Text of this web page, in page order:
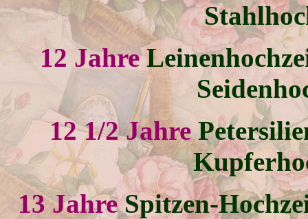
12 Jahre
12 1/2 Jahre
13 JahreSpitzen-